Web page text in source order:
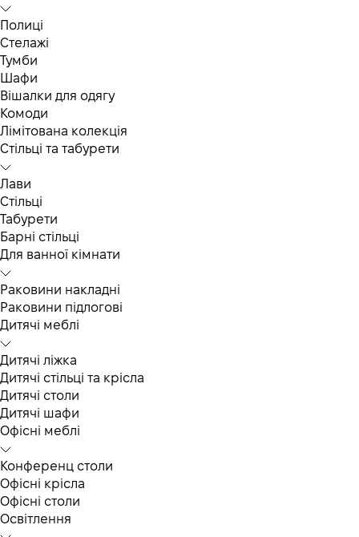
Полиці
Стелажі
Тумби
Шафи
Вішалки для одягу
Комоди
Лімітована колекція
Стільці та табурети
Лави
Стільці
Табурети
Барні стільці
Для ванної кімнати
Раковини накладні
Раковини підлогові
Дитячі меблі
Дитячі ліжка
Дитячі стільці та крісла
Дитячі столи
Дитячі шафи
Офісні меблі
Конференц столи
Офісні крісла
Офісні столи
Освітлення